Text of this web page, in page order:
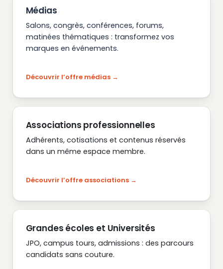
Médias
Salons, congrès, conférences, forums,
matinées thématiques : transformez vos
marques en événements.
Découvrir l’offre médias
Associations professionnelles
Adhérents, cotisations et contenus réservés
dans un même espace membre.
Découvrir l’offre associations
Grandes écoles et Universités
JPO, campus tours, admissions : des parcours
candidats sans couture.